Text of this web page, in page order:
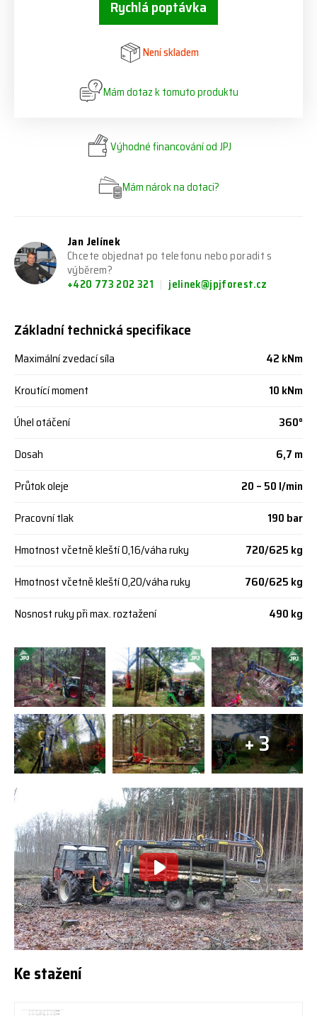
+ 3
Rychlá poptávka
Není skladem
Mám dotaz k tomuto produktu
Výhodné financování od JPJ
Mám nárok na dotaci?
Jan Jelínek
Chcete objednat po telefonu nebo poradit s
výběrem?
+420 773 202 321
jelinek@jpjforest.cz
Základní technická specifikace
Maximální zvedací síla
42 kNm
Kroutící moment
10 kNm
Úhel otáčení
360°
Dosah
6,7 m
Průtok oleje
20 – 50 l/min
Pracovní tlak
190 bar
Hmotnost včetně kleští 0,16/váha ruky
720/625 kg
Hmotnost včetně kleští 0,20/váha ruky
760/625 kg
Nosnost ruky při max. roztažení
490 kg
Ke stažení